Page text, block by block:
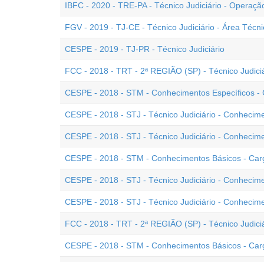
IBFC - 2020 - TRE-PA - Técnico Judiciário -
FGV - 2019 - TJ-CE - Técnico Judiciário - Área
CESPE - 2019 - TJ-PR - Técnico Judiciário
FCC - 2018 - TRT - 2ª REGIÃO (SP) - Técnico
CESPE - 2018 - STM - Conhecimentos
CESPE - 2018 - STJ - Técnico Judiciário -
CESPE - 2018 - STJ - Técnico Judiciário -
CESPE - 2018 - STM - Conhecimentos Básicos -
CESPE - 2018 - STJ - Técnico Judiciário -
CESPE - 2018 - STJ - Técnico Judiciário -
FCC - 2018 - TRT - 2ª REGIÃO (SP) - Técnico
CESPE - 2018 - STM - Conhecimentos Básicos -